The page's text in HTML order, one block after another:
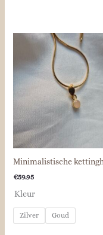
Minimalistische
€59.95
Kleur
Zilver Goud